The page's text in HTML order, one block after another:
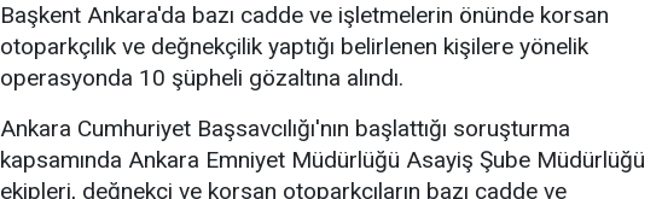
Başkent Ankara'da bazı cadde ve işletmelerin önünde korsan
otoparkçılık ve değnekçilik yaptığı belirlenen kişilere yönelik
operasyonda 10 şüpheli gözaltına alındı.
Ankara Cumhuriyet Başsavcılığı'nın başlattığı soruşturma
kapsamında Ankara Emniyet Müdürlüğü Asayiş Şube Müdürlüğü
ekipleri, değnekçi ve korsan otoparkçıların bazı cadde ve